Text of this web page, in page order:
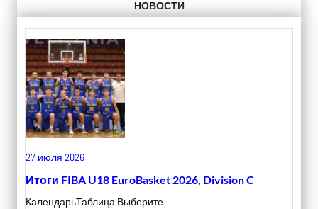
НОВОСТИ
27 июля 2026
Итоги FIBA U18 EuroBasket 2026, Division C
КалендарьТаблица Выберите